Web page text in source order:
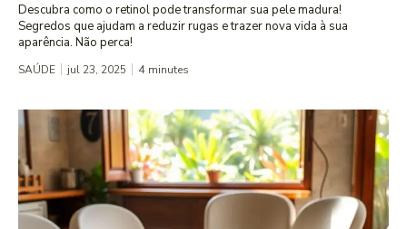
Descubra como o retinol pode transformar sua pele madura!
Segredos que ajudam a reduzir rugas e trazer nova vida à sua
aparência. Não perca!
SAÚDE jul 23, 2025 4 minutes